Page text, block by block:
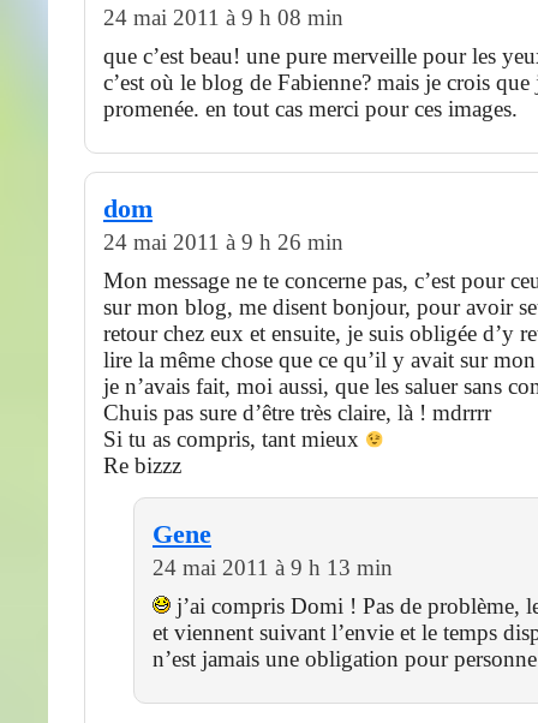
24 mai 2011 à 9 h 08 min
que c’est beau! une pure merveille pour les
c’est où le blog de Fabienne? mais je crois que
promenée. en tout cas merci pour ces images.
dom
24 mai 2011 à 9 h 26 min
Mon message ne te concerne pas, c’est pour
sur mon blog, me disent bonjour, pour avoir
retour chez eux et ensuite, je suis obligée d’y
lire la même chose que ce qu’il y avait sur
je n’avais fait, moi aussi, que les saluer sans
Chuis pas sure d’être très claire, là ! mdrrrr
Si tu as compris, tant mieux
Re bizzz
Gene
24 mai 2011 à 9 h 13 min
j’ai compris Domi ! Pas de problème,
et viennent suivant l’envie et le temps
n’est jamais une obligation pour